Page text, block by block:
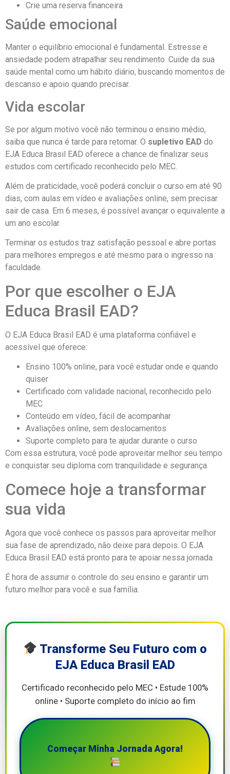
Crie uma reserva financeira
Saúde emocional
Manter o equilíbrio emocional é fundamental. Estresse e
ansiedade podem atrapalhar seu rendimento. Cuide da sua
saúde mental como um hábito diário, buscando momentos de
descanso e apoio quando precisar.
Vida escolar
Se por algum motivo você não terminou o ensino médio,
saiba que nunca é tarde para retomar. O supletivo EAD do
EJA Educa Brasil EAD oferece a chance de finalizar seus
estudos com certificado reconhecido pelo MEC.
Além de praticidade, você poderá concluir o curso em até 90
dias, com aulas em vídeo e avaliações online, sem precisar
sair de casa. Em 6 meses, é possível avançar o equivalente a
um ano escolar.
Terminar os estudos traz satisfação pessoal e abre portas
para melhores empregos e até mesmo para o ingresso na
faculdade.
Por que escolher o EJA
Educa Brasil EAD?
O EJA Educa Brasil EAD é uma plataforma confiável e
acessível que oferece:
Ensino 100% online, para você estudar onde e quando
quiser
Certificado com validade nacional, reconhecido pelo
MEC
Conteúdo em vídeo, fácil de acompanhar
Avaliações online, sem deslocamentos
Suporte completo para te ajudar durante o curso
Com essa estrutura, você pode aproveitar melhor seu tempo
e conquistar seu diploma com tranquilidade e segurança.
Comece hoje a transformar
sua vida
Agora que você conhece os passos para aproveitar melhor
sua fase de aprendizado, não deixe para depois. O EJA
Educa Brasil EAD está pronto para te apoiar nessa jornada.
É hora de assumir o controle do seu ensino e garantir um
futuro melhor para você e sua família.
Transforme Seu Futuro com o
EJA Educa Brasil EAD
Certificado reconhecido pelo MEC • Estude 100%
online • Suporte completo do início ao fim
Começar Minha Jornada Agora!